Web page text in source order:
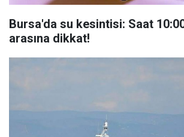
Bursa'da su kesintisi: Saat
arasına dikkat!